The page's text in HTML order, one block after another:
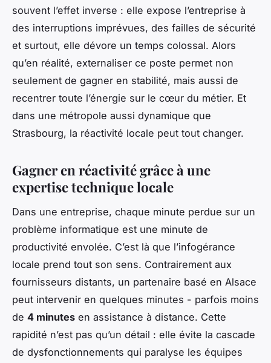
souvent l’effet inverse : elle expose l’entreprise à
des interruptions imprévues, des failles de sécurité
et surtout, elle dévore un temps colossal. Alors
qu’en réalité, externaliser ce poste permet non
seulement de gagner en stabilité, mais aussi de
recentrer toute l’énergie sur le cœur du métier. Et
dans une métropole aussi dynamique que
Strasbourg, la réactivité locale peut tout changer.
Gagner en réactivité grâce à une
expertise technique locale
Dans une entreprise, chaque minute perdue sur un
problème informatique est une minute de
productivité envolée. C’est là que l’infogérance
locale prend tout son sens. Contrairement aux
fournisseurs distants, un partenaire basé en Alsace
peut intervenir en quelques minutes - parfois moins
de 4 minutes en assistance à distance. Cette
rapidité n’est pas qu’un détail : elle évite la cascade
de dysfonctionnements qui paralyse les équipes